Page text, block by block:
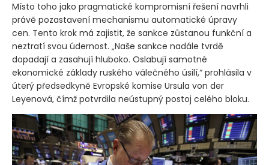
Místo toho jako pragmatické kompromisní řešení navrhli
právě pozastavení mechanismu automatické úpravy
cen. Tento krok má zajistit, že sankce zůstanou funkční a
neztratí svou údernost. „Naše sankce nadále tvrdě
dopadají a zasahují hluboko. Oslabují samotné
ekonomické základy ruského válečného úsilí,“ prohlásila v
úterý předsedkyně Evropské komise Ursula von der
Leyenová, čímž potvrdila neústupný postoj celého bloku.